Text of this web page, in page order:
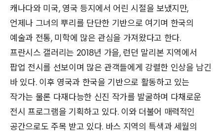
캐나다와 미국, 영국 등지에서 어린 시절을 보냈지만,
언제나 그녀의 뿌리를 단단한 기반으로 여기며 한국의
예술과 전통, 미학에 많은 관심을 가져왔다고 한다.
프란시스 갤러리는 2018년 가을, 런던 말리본 지역에서
팝업 전시를 선보이며 많은 관객들에게 강렬한 인상을 남긴
바 있다. 이후 영국과 한국을 기반으로 활동하고 있는
작가는 물론 다재다능한 신진 작가를 발굴하며 다채로운
전시 프로그램을 기획하고 있다. 이와 더불어 매력적인
공간으로도 주목 받고 있다. 바스 지역의 특색과 세월의